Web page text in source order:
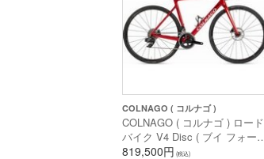
COLNAGO ( コルナゴ )
COLNAGO ( コルナゴ ) ロード
バイク V4 Disc ( ブイ フォー
ディスク ) ULTEGRA Di2
819,500円 (税込)